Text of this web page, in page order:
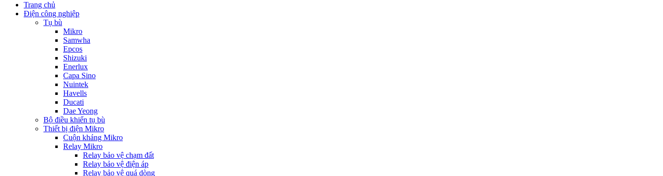
Trang chủ
Điện công nghiệp
Tụ bù
Mikro
Samwha
Epcos
Shizuki
Enerlux
Capa Sino
Nuintek
Havells
Ducati
Dae Yeong
Bộ điều khiển tụ bù
Thiết bị điện Mikro
Cuộn kháng Mikro
Relay Mikro
Relay bảo vệ chạm đất
Relay bảo vệ điện áp
Relay bảo vệ quá dòng